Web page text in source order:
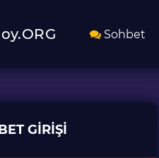
Sohbet
GIRIŞI